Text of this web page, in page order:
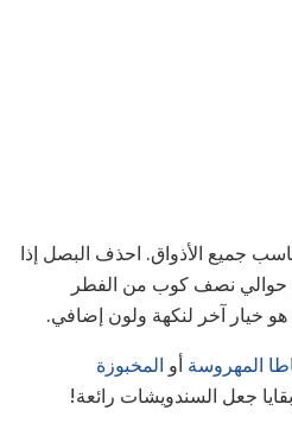
جميع الأذواق. احذف البصل إذا
حوالي نصف كوب من الفطر
هو خيار آخر لنكهة ولون إضافي.
المهروسة أو المخبوزة
جعل السندويشات رائعة!